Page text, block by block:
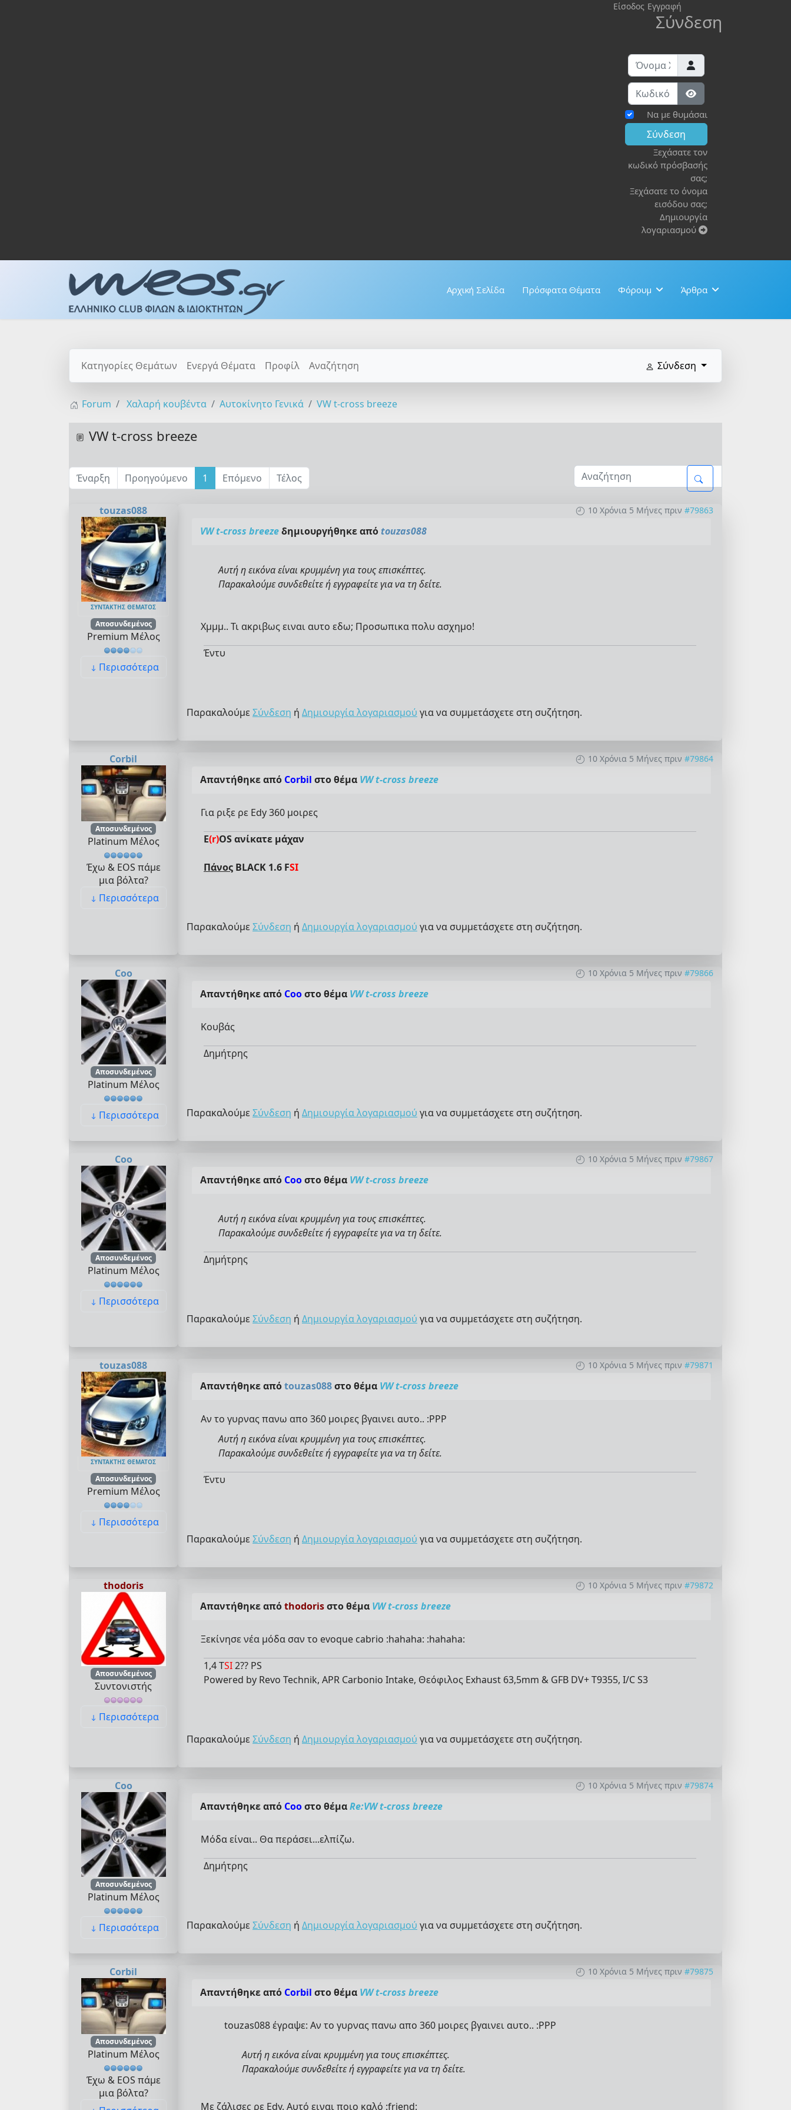
Είσοδος Εγγραφή
Σύνδεση
Όνομα Χρήστη
Κωδικός:
Εμφάνιση κωδικού
Να με θυμάσαι
Σύνδεση
Ξεχάσατε τον
κωδικό πρόσβασής
σας;
Ξεχάσατε το όνομα
εισόδου σας;
Δημιουργία
λογαριασμού
Αρχική Σελίδα Πρόσφατα Θέματα Φόρουμ Άρθρα
Κατηγορίες Θεμάτων Ενεργά Θέματα Προφίλ Αναζήτηση Σύνδεση
Forum Χαλαρή κουβέντα Αυτοκίνητο Γενικά VW t-cross breeze
VW t-cross breeze
Έναρξη Προηγούμενο 1 Επόμενο Τέλος
touzas088
ΣΥΝΤΆΚΤΗΣ ΘΈΜΑΤΟΣ
Αποσυνδεμένος
Premium Μέλος
Περισσότερα
10 Χρόνια 5 Μήνες πριν #79863
VW t-cross breezeδημιουργήθηκε απόtouzas088
Αυτή η εικόνα είναι κρυμμένη για τους επισκέπτες.
Παρακαλούμε συνδεθείτε ή εγγραφείτε για να τη δείτε.
Χμμμ.. Τι ακριβως ειναι αυτο εδω; Προσωπικα πολυ ασχημο!
Έντυ
Παρακαλούμε Σύνδεση ή Δημιουργία λογαριασμού για να συμμετάσχετε στη συζήτηση.
Corbil
Αποσυνδεμένος
Platinum Μέλος
Έχω & EOS πάμε
μια βόλτα?
Περισσότερα
10 Χρόνια 5 Μήνες πριν #79864
Απαντήθηκε από Corbil στο θέμα VW t-cross breeze
Για ριξε ρε Edy 360 μοιρες
E(r)OS ανίκατε μάχαν
Πάνος BLACK 1.6 FSI
Παρακαλούμε Σύνδεση ή Δημιουργία λογαριασμού για να συμμετάσχετε στη συζήτηση.
Coo
Αποσυνδεμένος
Platinum Μέλος
Περισσότερα
10 Χρόνια 5 Μήνες πριν #79866
Απαντήθηκε από Cooστο θέμα VW t-cross breeze
Κουβάς
Δημήτρης
Παρακαλούμε Σύνδεση ή Δημιουργία λογαριασμού για να συμμετάσχετε στη συζήτηση.
Coo
Αποσυνδεμένος
Platinum Μέλος
Περισσότερα
10 Χρόνια 5 Μήνες πριν #79867
Απαντήθηκε από Cooστο θέμα VW t-cross breeze
Αυτή η εικόνα είναι κρυμμένη για τους επισκέπτες.
Παρακαλούμε συνδεθείτε ή εγγραφείτε για να τη δείτε.
Δημήτρης
Παρακαλούμε Σύνδεση ή Δημιουργία λογαριασμού για να συμμετάσχετε στη συζήτηση.
touzas088
ΣΥΝΤΆΚΤΗΣ ΘΈΜΑΤΟΣ
Αποσυνδεμένος
Premium Μέλος
Περισσότερα
10 Χρόνια 5 Μήνες πριν #79871
Απαντήθηκε απόtouzas088στο θέμα VW t-cross breeze
Αν το γυρνας πανω απο 360 μοιρες βγαινει αυτο.. :PPP
Αυτή η εικόνα είναι κρυμμένη για τους επισκέπτες.
Παρακαλούμε συνδεθείτε ή εγγραφείτε για να τη δείτε.
Έντυ
Παρακαλούμε Σύνδεση ή Δημιουργία λογαριασμού για να συμμετάσχετε στη συζήτηση.
thodoris
Αποσυνδεμένος
Συντονιστής
Περισσότερα
10 Χρόνια 5 Μήνες πριν #79872
Απαντήθηκε απόthodorisστο θέμα VW t-cross breeze
Ξεκίνησε νέα μόδα σαν το evoque cabrio :hahaha: :hahaha:
1,4 TSI2?? PS
Powered by Revo Technik, APR Carbonio Intake, Θεόφιλος Exhaust 63,5mm & GFB DV+ T9355, I/C S3
Παρακαλούμε Σύνδεση ή Δημιουργία λογαριασμού για να συμμετάσχετε στη συζήτηση.
Coo
Αποσυνδεμένος
Platinum Μέλος
Περισσότερα
10 Χρόνια 5 Μήνες πριν #79874
Απαντήθηκε από Cooστο θέμαRe:VW t-cross breeze
Μόδα είναι.. Θα περάσει...ελπίζω.
Δημήτρης
Παρακαλούμε Σύνδεση ή Δημιουργία λογαριασμού για να συμμετάσχετε στη συζήτηση.
Corbil
Αποσυνδεμένος
Platinum Μέλος
Έχω & EOS πάμε
μια βόλτα?
10 Χρόνια 5 Μήνες πριν #79875
Απαντήθηκε από Corbil στο θέμα VW t-cross breeze
touzas088 έγραψε: Αν το γυρνας πανω απο 360 μοιρες βγαινει αυτο.. :PPP
Αυτή η εικόνα είναι κρυμμένη για τους επισκέπτες.
Παρακαλούμε συνδεθείτε ή εγγραφείτε για να τη δείτε.
Με ζάλισες ρε Edy. Αυτό ειναι ποιο καλό :friend: